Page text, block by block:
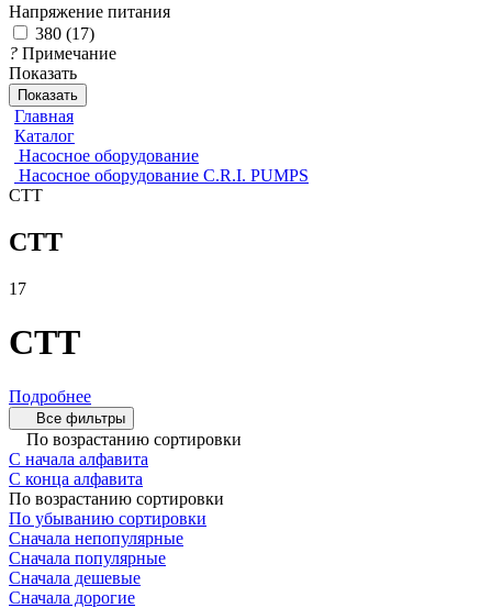
Напряжение питания
380 (17)
? Примечание
Показать
Показать
Главная
Каталог
Насосное оборудование
Насосное оборудование C.R.I. PUMPS
CTT
CTT
17
CTT
Подробнее
Все фильтры
По возрастанию сортировки
С начала алфавита
С конца алфавита
По возрастанию сортировки
По убыванию сортировки
Сначала непопулярные
Сначала популярные
Сначала дешевые
Сначала дорогие